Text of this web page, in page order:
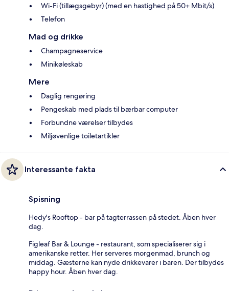
Wi-Fi (tillægsgebyr) (med en hastighed på 50+ Mbit/s)
Telefon
Mad og drikke
Champagneservice
Minikøleskab
Mere
Daglig rengøring
Pengeskab med plads til bærbar computer
Forbundne værelser tilbydes
Miljøvenlige toiletartikler
Interessante fakta
Spisning
Hedy's Rooftop - bar på tagterrassen på stedet. Åben hver
dag.
Figleaf Bar & Lounge - restaurant, som specialiserer sig i
amerikanske retter. Her serveres morgenmad, brunch og
middag. Gæsterne kan nyde drikkevarer i baren. Der tilbydes
happy hour. Åben hver dag.